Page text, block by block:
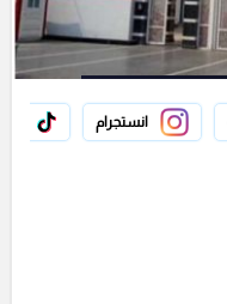
انستجرام